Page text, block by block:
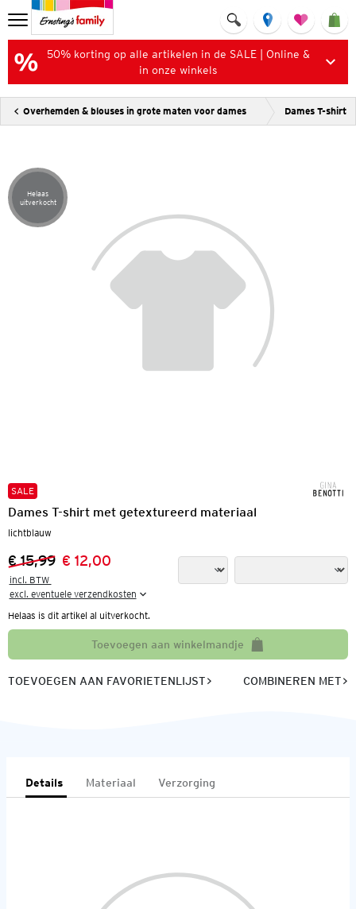
50% korting op alle artikelen in de SALE | Online &
in onze winkels
Overhemden & blouses in grote maten voor dames Dames T-shirt
Artikel helaas uitverkocht
Helaas
uitverkocht
SALE
Dames T-shirt met getextureerd materiaal
lichtblauw
Vorige prijs:
€ 15,99
Nieuwe prijs:
€ 12,00
incl. BTW
excl. eventuele verzendkosten
Helaas is dit artikel al uitverkocht.
Toevoegen aan winkelmandje
TOEVOEGEN AAN FAVORIETENLIJST COMBINEREN MET
Details Materiaal Verzorging